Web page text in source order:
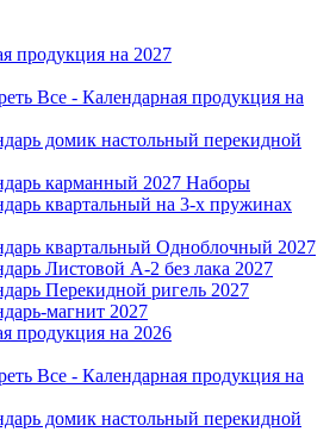
продукция на 2027
Все - Календарная продукция на
домик настольный перекидной
карманный 2027 Наборы
квартальный на 3-х пружинах
квартальный Одноблочный 2027
Листовой А-2 без лака 2027
Перекидной ригель 2027
магнит 2027
продукция на 2026
Все - Календарная продукция на
домик настольный перекидной